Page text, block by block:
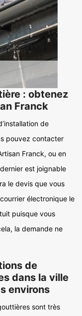
: obtenez
Franck
de
pouvez contacter
Franck, ou en
est joignable
le devis que vous
électronique le
puisque vous
la demande ne
de
dans la ville
environs
sont très